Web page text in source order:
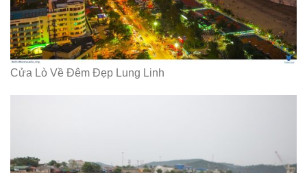
Cửa Lò Về Đêm Đẹp Lung Linh